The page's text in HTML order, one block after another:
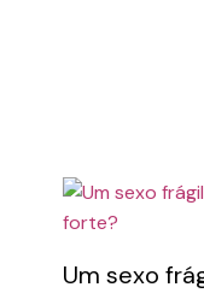
Um sexo